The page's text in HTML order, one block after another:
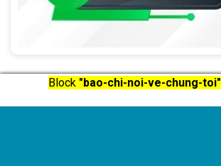
Block "bao-chi-noi-ve-chung-toi"